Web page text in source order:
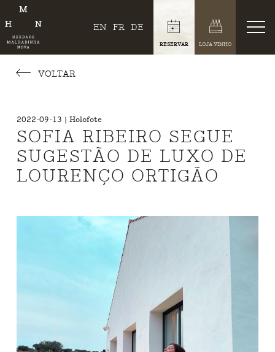
EN FR DE
RESERVAR LOJA VINHO
VOLTAR
2022-09-13 | Holofote
SOFIA RIBEIRO SEGUE
SUGESTÃO DE LUXO DE
LOURENÇO ORTIGÃO